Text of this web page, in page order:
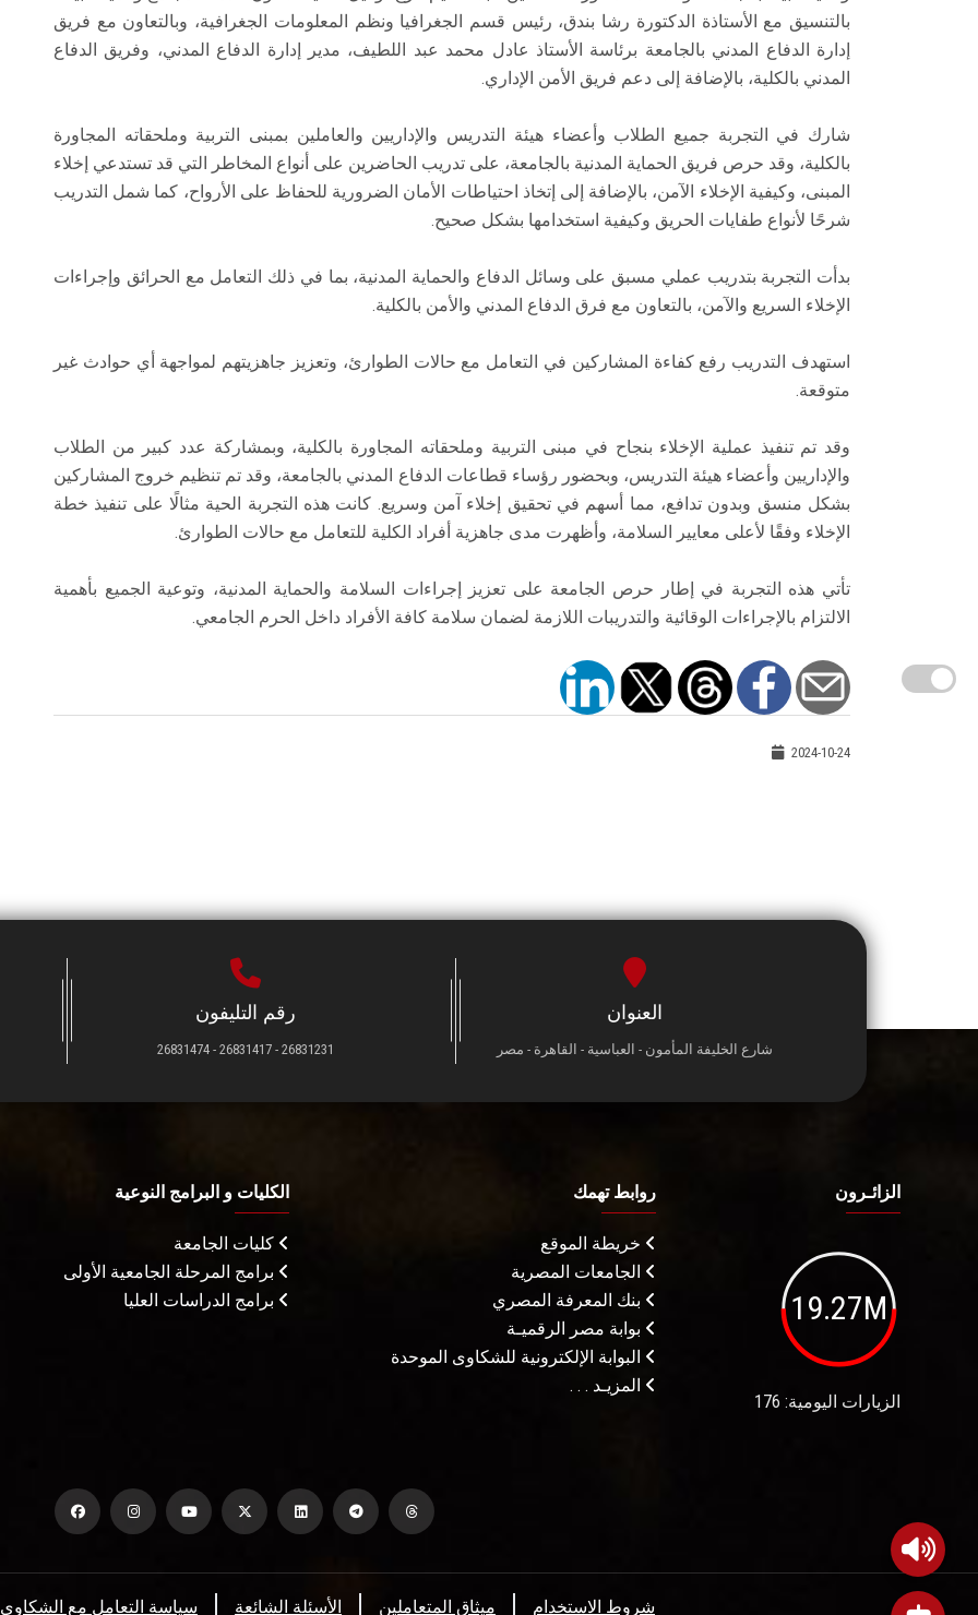
بالتنسيق مع الأستاذة الدكتورة رشا بندق، رئيس قسم الجغرافيا ونظم المعلومات الجغرافية، وبالتعاون مع فريق
إدارة الدفاع المدني بالجامعة برئاسة الأستاذ عادل محمد عبد اللطيف، مدير إدارة الدفاع المدني، وفريق الدفاع
المدني بالكلية، بالإضافة إلى دعم فريق الأمن الإداري.
شارك في التجربة جميع الطلاب وأعضاء هيئة التدريس والإداريين والعاملين بمبنى التربية وملحقاته المجاورة
بالكلية، وقد حرص فريق الحماية المدنية بالجامعة، على تدريب الحاضرين على أنواع المخاطر التي قد تستدعي إخلاء
المبنى، وكيفية الإخلاء الآمن، بالإضافة إلى إتخاذ احتياطات الأمان الضرورية للحفاظ على الأرواح، كما شمل التدريب
شرحًا لأنواع طفايات الحريق وكيفية استخدامها بشكل صحيح.
بدأت التجربة بتدريب عملي مسبق على وسائل الدفاع والحماية المدنية، بما في ذلك التعامل مع الحرائق وإجراءات
الإخلاء السريع والآمن، بالتعاون مع فرق الدفاع المدني والأمن بالكلية.
استهدف التدريب رفع كفاءة المشاركين في التعامل مع حالات الطوارئ، وتعزيز جاهزيتهم لمواجهة أي حوادث غير
متوقعة.
وقد تم تنفيذ عملية الإخلاء بنجاح في مبنى التربية وملحقاته المجاورة بالكلية، وبمشاركة عدد كبير من الطلاب
والإداريين وأعضاء هيئة التدريس، وبحضور رؤساء قطاعات الدفاع المدني بالجامعة، وقد تم تنظيم خروج المشاركين
بشكل منسق وبدون تدافع، مما أسهم في تحقيق إخلاء آمن وسريع. كانت هذه التجربة الحية مثالًا على تنفيذ خطة
الإخلاء وفقًا لأعلى معايير السلامة، وأظهرت مدى جاهزية أفراد الكلية للتعامل مع حالات الطوارئ.
تأتي هذه التجربة في إطار حرص الجامعة على تعزيز إجراءات السلامة والحماية المدنية، وتوعية الجميع بأهمية
الالتزام بالإجراءات الوقائية والتدريبات اللازمة لضمان سلامة كافة الأفراد داخل الحرم الجامعي.
2024-10-24
العنوان
شارع الخليفة المأمون - العباسية - القاهرة - مصر
رقم التليفون
26831231 - 26831417 - 26831474
الزائـرون
19.27M
الزيارات اليومية: 176
روابط تهمك
خريطة الموقع
الجامعات المصرية
بنك المعرفة المصري
بوابة مصر الرقميـة
البوابة الإلكترونية للشكاوى الموحدة
المزيـد . . .
الكليات و البرامج النوعية
كليات الجامعة
برامج المرحلة الجامعية الأولى
برامج الدراسات العليا
سياسة التعامل مع الشكاوي الأسئلة الشائعة ميثاق المتعاملين شروط الاستخدام